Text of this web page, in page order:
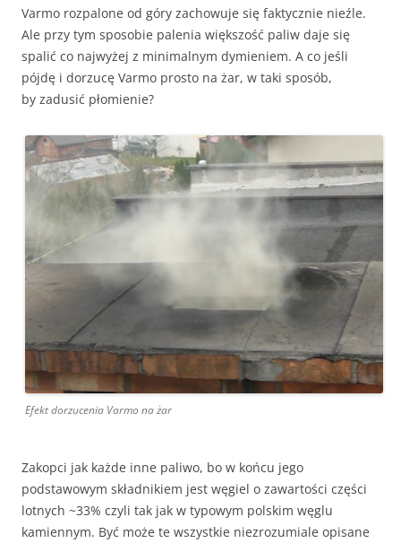
Varmo rozpalone od góry zachowuje się faktycznie nieźle.
Ale przy tym sposobie palenia większość paliw daje się
spalić co najwyżej z minimalnym dymieniem. A co jeśli
pójdę i dorzucę Varmo prosto na żar, w taki sposób,
by zadusić płomienie?
Efekt dorzucenia Varmo na żar
Zakopci jak każde inne paliwo, bo w końcu jego
podstawowym składnikiem jest węgiel o zawartości części
lotnych ~33% czyli tak jak w typowym polskim węglu
kamiennym. Być może te wszystkie niezrozumiale opisane